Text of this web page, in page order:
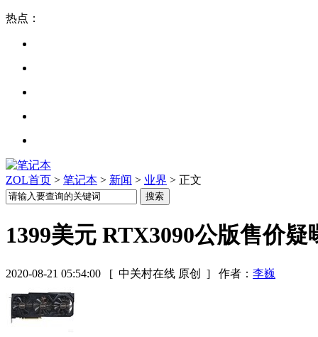
热点：
ZOL首页 > 笔记本 > 新闻 > 业界 > 正文
1399美元 RTX3090公版售价
2020-08-21 05:54:00 [ 中关村在线 原创 ] 作者： 李巍